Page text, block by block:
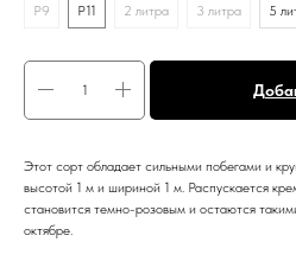
P9
P11 2 литра 3 литра 5
Этот сорт обладает сильными побегами и
высотой 1 м и шириной 1 м. Распускается
становится темно-розовым и остаются
октябре.